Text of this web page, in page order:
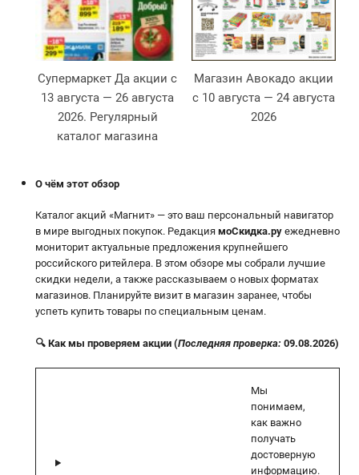
Супермаркет Да акции с
13 августа — 26 августа
2026. Регулярный
каталог магазина
Магазин Авокадо акции
с 10 августа — 24 августа
2026
О чём этот обзор
Каталог акций «Магнит» — это ваш персональный навигатор
в мире выгодных покупок. Редакция моСкидка.ру ежедневно
мониторит актуальные предложения крупнейшего
российского ритейлера. В этом обзоре мы собрали лучшие
скидки недели, а также рассказываем о новых форматах
магазинов. Планируйте визит в магазин заранее, чтобы
успеть купить товары по специальным ценам.
🔍 Как мы проверяем акции (Последняя проверка: 09.08.2026)
Мы
понимаем,
как важно
получать
достоверную
информацию.